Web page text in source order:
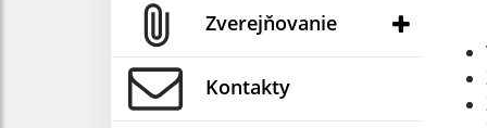
Zverejňovanie
Kontakty